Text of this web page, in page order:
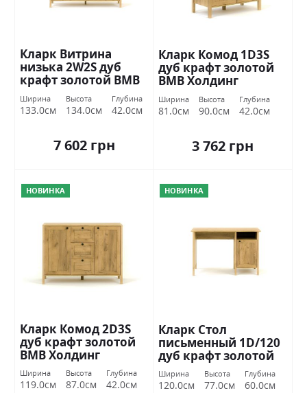
Кларк Витрина
низька 2W2S дуб
крафт золотой ВМВ
Холдинг
Ширина
133.0см
Высота
134.0см
Глубина
42.0см
7 602 грн
Кларк Комод 1D3S
дуб крафт золотой
ВМВ Холдинг
Ширина
81.0см
Высота
90.0см
Глубина
42.0см
3 762 грн
НОВИНКА
Кларк Комод 2D3S
дуб крафт золотой
ВМВ Холдинг
Ширина
119.0см
Высота
87.0см
Глубина
42.0см
НОВИНКА
Кларк Стол
письменный 1D/120
дуб крафт золотой
ВМВ Холдинг
Ширина
120.0см
Высота
77.0см
Глубина
60.0см